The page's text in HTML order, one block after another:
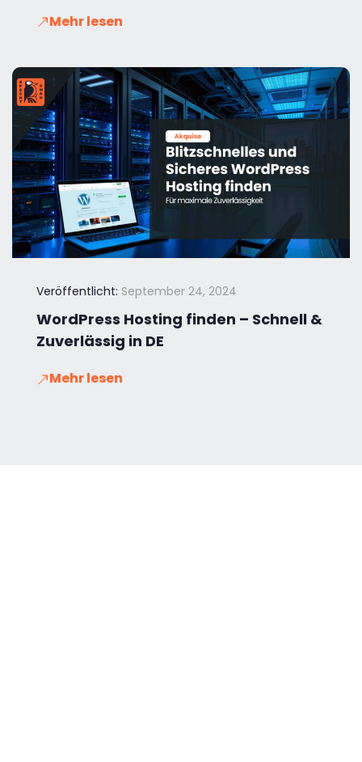
Mehr lesen
Veröffentlicht: September 24, 2024
WordPress Hosting finden – Schnell &
Zuverlässig in DE
Mehr lesen